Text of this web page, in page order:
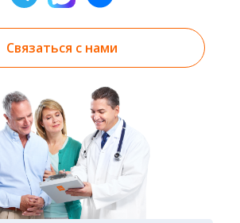
Связаться с нами
можете получить тремя